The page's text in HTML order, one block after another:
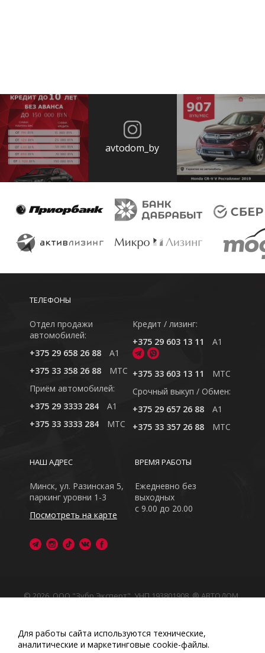
avtodom_by
ТЕЛЕФОНЫ
Отдел продажи
автомобилей:
+375 29 658 26 88
A1
+375 33 358 26 88
MTC
Приём автомобилей:
+375 29 3333 284
A1
+375 33 3333 284
MTC
Кредит / лизинг:
+375 29 603 13 11
A1
+375 33 603 13 11
MTC
Cрочный выкуп / Обмен:
+375 29 657 26 88
A1
+375 33 357 26 88
MTC
ВРЕМЯ РАБОТЫ
Ежедневно без
выходных
с 9.00 до 20.00
НАШ АДРЕС
Минск, ул. Разинская 5,
паркинг уровни 1-3
Посмотреть на карте
© 2026, ООО "Зубр Эксперт", УНП 193801908. ® АВТОДОМ
Обращаем Ваше внимание на то, что данный интернет-
сайт носит исключительно информационный характер
Любое использование либо копирование материалов
Для работы сайта используются технические,
аналитические и маркетинговые сооkіе-файлы.